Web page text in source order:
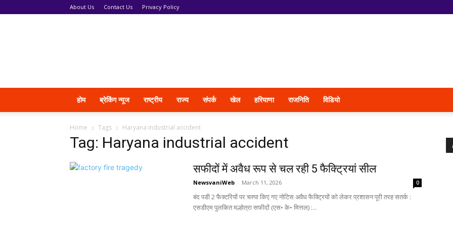
About Us Contact Us Privacy Policy
होम ब्रेकिंग न्यूज राष्ट्रीय राज्य संपर्क खेल हरियाणा राजनिति विडियो
Home Tags Haryana industrial accident
Tag: Haryana industrial accident
सफीदों में अवैध रूप से चल रही 5 फैक्ट्रियां सील
NewsvaniWeb - March 11, 2026 0
बंद पडी 2 फैक्टरियों पर चस्पा किए गए नोटिस अवैध फैक्ट्रियों को लेकर प्रशासन पूरी तरह सतर्क :
एसडीएम पुलकित मल्होत्रा सफीदों (एस• के• मित्तल) :...